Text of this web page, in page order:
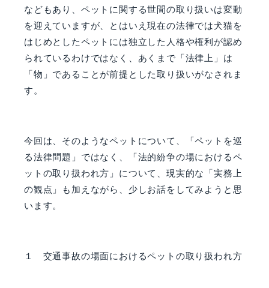
などもあり、ペットに関する世間の取り扱いは変動
を迎えていますが、とはいえ現在の法律では犬猫を
はじめとしたペットには独立した人格や権利が認め
られているわけではなく、あくまで「法律上」は
「物」であることが前提とした取り扱いがなされま
す。
今回は、そのようなペットについて、「ペットを巡
る法律問題」ではなく、「法的紛争の場におけるペ
ットの取り扱われ方」について、現実的な「実務上
の観点」も加えながら、少しお話をしてみようと思
います。
１ 交通事故の場面におけるペットの取り扱われ方